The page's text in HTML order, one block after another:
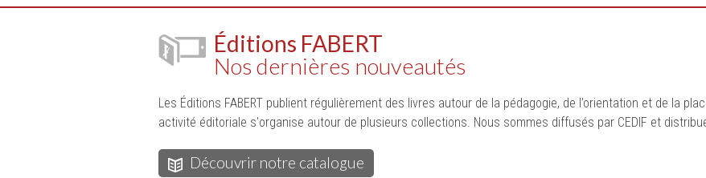
Éditions FABERT
Nos dernières nouveautés
Les Éditions FABERT publient régulièrement des livres autour de la pédagogie, de l’orientation et de la
activité éditoriale s'organise autour de plusieurs collections. Nous sommes diffusés par CEDIF et
Découvrir notre catalogue